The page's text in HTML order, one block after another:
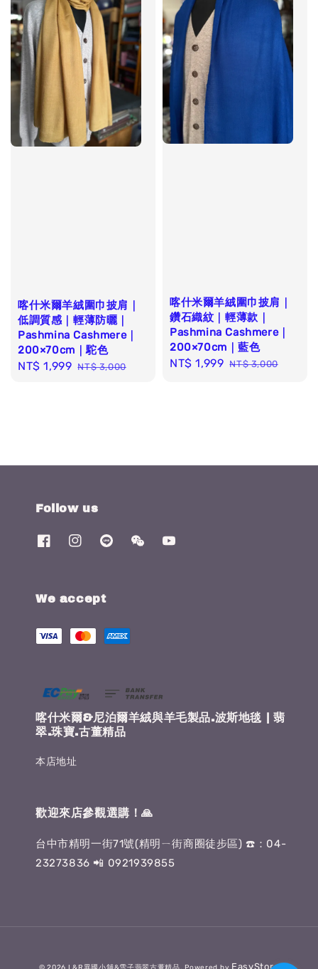
喀什米爾羊絨圍巾披肩｜
低調質感｜輕薄防曬｜
Pashmina Cashmere｜
200×70cm｜駝色
Sale
NT$ 1,999 Regular
NT$ 3,000
喀什米爾羊絨圍巾披肩｜
鑽石織紋｜輕薄款｜
Pashmina Cashmere｜
200×70cm｜藍色
Sale
NT$ 1,999 Regular
NT$ 3,000
Follow us
We accept
喀什米爾&尼泊爾羊絨與羊毛製品.波斯地毯 | 翡
翠.珠寶.古董精品
本店地址
歡迎來店參觀選購！🙏
台中市精明一街71號(精明ㄧ街商圈徒步區) ☎️：04-
23273836 📲 0921939855
EasyStore